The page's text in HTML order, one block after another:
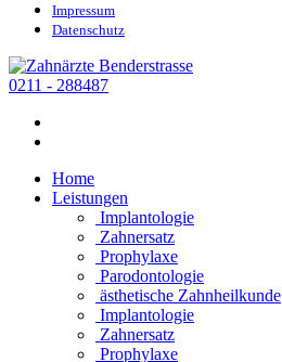
Impressum
Datenschutz
0211 - 288487
Home
Leistungen
Implantologie
Zahnersatz
Prophylaxe
Parodontologie
ästhetische Zahnheilkunde
Implantologie
Zahnersatz
Prophylaxe